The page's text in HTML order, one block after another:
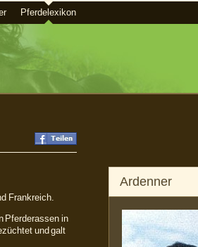
Pferdelexikon
Frankreich.
Pferderassen in
und galt
Ardenner